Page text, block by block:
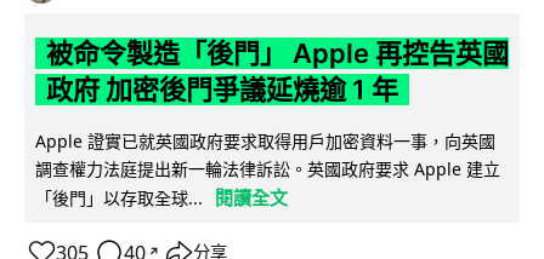
被命令製造「後門」 Apple 再控告英國
政府 加密後門爭議延燒逾 1 年
Apple 證實已就英國政府要求取得用戶加密資料一事，向英國
調查權力法庭提出新一輪法律訴訟。英國政府要求 Apple 建立
「後門」以存取全球...
閱讀全文
305 40 ↗ 分享